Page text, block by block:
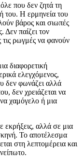
που δεν ζητά τη
του. Η ερμηνεία του
βάρος και σιωπές
Δεν παίζει τον
τις ρωγμές να φανούν
διαφορετική
ελεγχόμενος,
δεν φωνάζει αλλά
δεν χρειάζεται να
χαμόγελο ή μια
εκρήξεις, αλλά σε μια
Το αποτέλεσμα
στη λεπτομέρεια και